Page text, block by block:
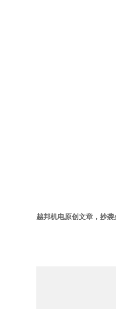
越邦机电原创文章，抄